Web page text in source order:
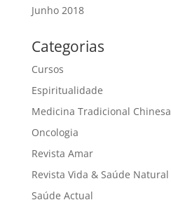
Junho 2018
Categorias
Cursos
Espiritualidade
Medicina Tradicional Chinesa
Oncologia
Revista Amar
Revista Vida & Saúde Natural
Saúde Actual